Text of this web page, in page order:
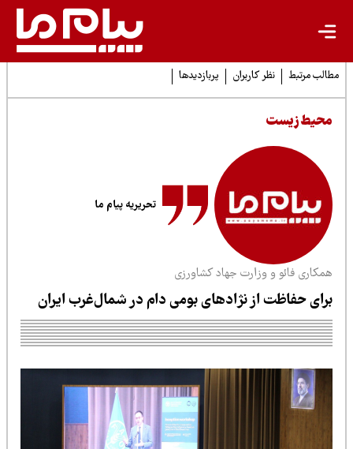
مرتبط نظر کاربران پربازدیدها
زیست
تحریریه پیام ما
فائو و وزارت جهاد کشاورزی
حفاظت از نژادهای بومی دام در شمال‌غرب ایران